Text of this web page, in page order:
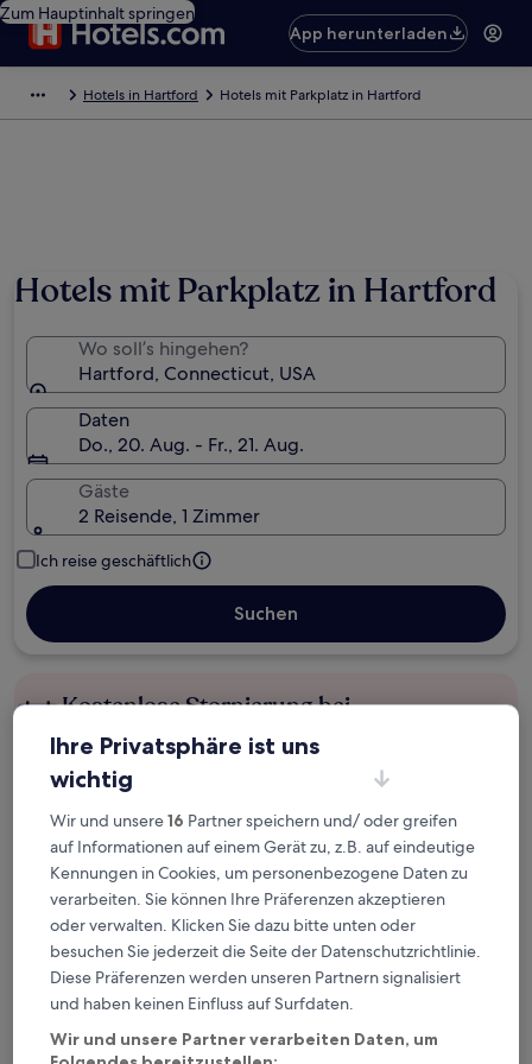
Zum Hauptinhalt springen
App herunterladen
Hotels in Hartford Hotels mit Parkplatz in Hartford
Hotels mit Parkplatz in Hartford
Wo soll’s hingehen?
Hartford, Connecticut, USA
Daten
Do., 20. Aug. - Fr., 21. Aug.
Gäste
2 Reisende, 1 Zimmer
Ich reise geschäftlich
Suchen
Kostenlose Stornierung bei
Planänderungen
Verdiene Prämien für jede
wahrgenommene Übernachtung
Mehr sparen mit Preisen für Mitglieder
Überprüfe die Preise für diese Daten
Heute
6. Aug. - 7. Aug.
Morgen
7. Aug. - 8. Aug.
Ihre Privatsphäre ist uns
wichtig
Wir und unsere16 Partner speichern und/ oder greifen
auf Informationen auf einem Gerät zu, z.B. auf eindeutige
Kennungen in Cookies, um personenbezogene Daten zu
verarbeiten. Sie können Ihre Präferenzen akzeptieren
oder verwalten. Klicken Sie dazu bitte unten oder
besuchen Sie jederzeit die Seite der Datenschutzrichtlinie.
Diese Präferenzen werden unseren Partnern signalisiert
und haben keinen Einfluss auf Surfdaten.
Wir und unsere Partner verarbeiten Daten, um